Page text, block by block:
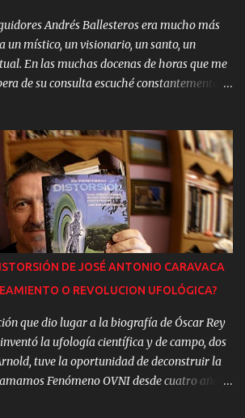
Andrés Ballesteros era mucho más
un místico, un visionario, un santo, un
En las muchas docenas de horas que me
de su consulta escuché constantemente
subrayar este aspecto emocional del
fundamental para comprender lo que ha
pacientes, seguidores y “discípulos”,
Maestro, del “Mesías de Campanillas”,
los mismos argumentos: “Andrés no cobra
tú le das la voluntad”. Esto es cierto, sin
a una persona de grandes recursos
de las donaciones podía oscilar en torno
DE JOSÉ ANTONIO CARAVACA
O REVOLUCION UFOLÓGICA?
que dio lugar a la biografía de Óscar Rey
la ufología científica y de campo, dos
tuve la oportunidad de deconstruir la
Fenómeno OVNI desde cuatro años